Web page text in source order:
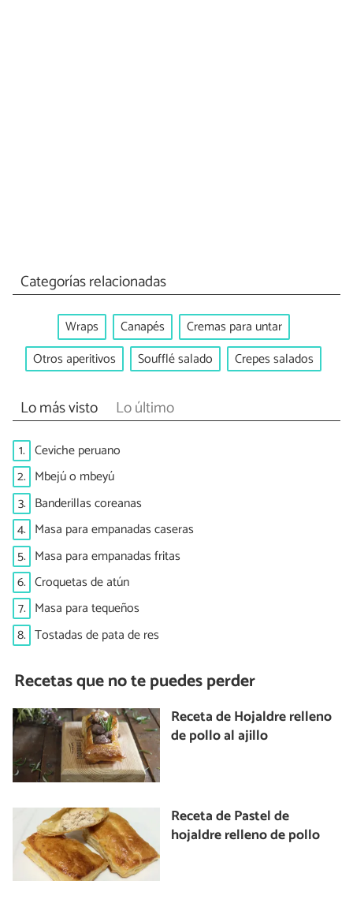
Categorías relacionadas
Wraps Canapés
Cremas para untar
Otros aperitivos
Soufflé salado Crepes salados
Lo más visto Lo último
1. Ceviche peruano
2. Mbejú o mbeyú
3. Banderillas coreanas
4. Masa para empanadas caseras
5. Masa para empanadas fritas
6. Croquetas de atún
7. Masa para tequeños
8. Tostadas de pata de res
Recetas que no te puedes perder
Receta de Hojaldre relleno
de pollo al ajillo
Receta de Pastel de
hojaldre relleno de pollo